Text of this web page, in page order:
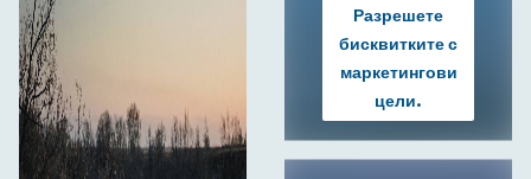
Разрешете
бисквитките с
маркетингови
цели.